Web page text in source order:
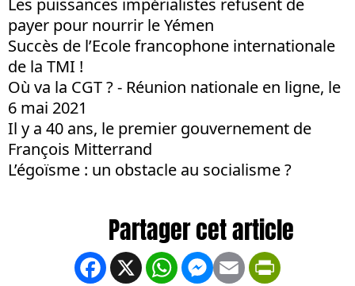
Les puissances impérialistes refusent de
payer pour nourrir le Yémen
Succès de l’Ecole francophone internationale
de la TMI !
Où va la CGT ? - Réunion nationale en ligne, le
6 mai 2021
Il y a 40 ans, le premier gouvernement de
François Mitterrand
L’égoïsme : un obstacle au socialisme ?
Facebook
X WhatsApp
Messenger
Email